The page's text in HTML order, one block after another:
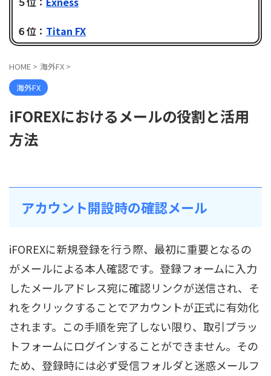
６位： Titan FX
HOME > 海外FX >
海外FX
iFOREXにおけるメールの役割と活用
方法
アカウント開設時の確認メール
iFOREXに新規登録を行う際、最初に重要となるの
がメールによる本人確認です。登録フォームに入力
したメールアドレス宛に確認リンクが送信され、そ
れをクリックすることでアカウントが正式に有効化
されます。この手順を完了しない限り、取引プラッ
トフォームにログインすることができません。その
ため、登録時には必ず受信フォルダと迷惑メールフ